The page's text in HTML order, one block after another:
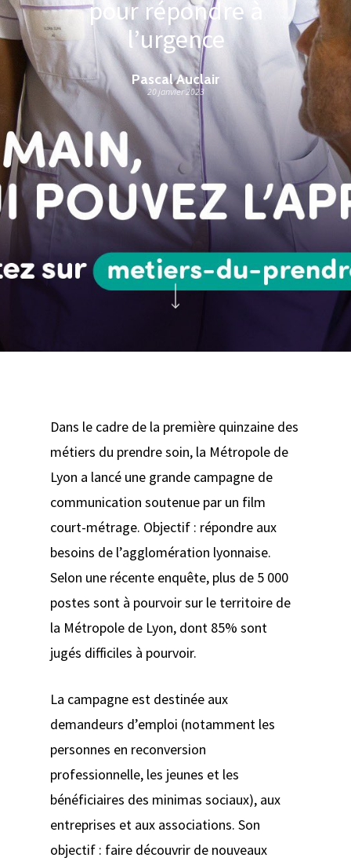
pour répondre à
l’urgence
Pascal Auclair
20 janvier 2023
Dans le cadre de la première quinzaine des
métiers du prendre soin, la Métropole de
Lyon a lancé une grande campagne de
communication soutenue par un film
court-métrage. Objectif : répondre aux
besoins de l’agglomération lyonnaise.
Selon une récente enquête, plus de 5 000
postes sont à pourvoir sur le territoire de
la Métropole de Lyon, dont 85% sont
jugés difficiles à pourvoir.
La campagne est destinée aux
demandeurs d’emploi (notamment les
personnes en reconversion
professionnelle, les jeunes et les
bénéficiaires des minimas sociaux), aux
entreprises et aux associations. Son
objectif : faire découvrir de nouveaux